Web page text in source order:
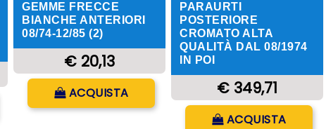
GEMME FRECCE
BIANCHE ANTERIORI
08/74-12/85 (2)
€ 20,13
Quantità
ACQUISTA
PARAURTI
POSTERIORE
CROMATO ALTA
QUALITÀ DAL 08/1974
IN POI
€ 349,71
Quantità
ACQUISTA